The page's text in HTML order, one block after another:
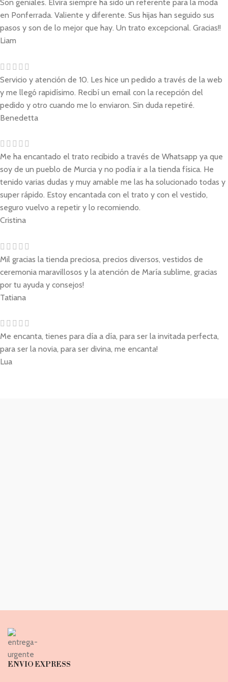
Son geniales. Elvira siempre ha sido un referente para la moda
en Ponferrada. Valiente y diferente. Sus hijas han seguido sus
pasos y son de lo mejor que hay. Un trato excepcional. Gracias!!
Liam
Servicio y atención de 10. Les hice un pedido a través de la web
y me llegó rapidísimo. Recibí un email con la recepción del
pedido y otro cuando me lo enviaron. Sin duda repetiré.
Benedetta
Me ha encantado el trato recibido a través de Whatsapp ya que
soy de un pueblo de Murcia y no podía ir a la tienda física. He
tenido varias dudas y muy amable me las ha solucionado todas y
super rápido. Estoy encantada con el trato y con el vestido,
seguro vuelvo a repetir y lo recomiendo.
Cristina
Mil gracias la tienda preciosa, precios diversos, vestidos de
ceremonia maravillosos y la atención de María sublime, gracias
por tu ayuda y consejos!
Tatiana
Me encanta, tienes para día a día, para ser la invitada perfecta,
para ser la novia, para ser divina, me encanta!
Lua
ENVIO EXPRESS